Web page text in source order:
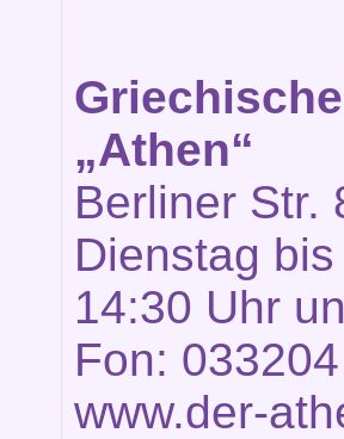
„Athen“
Berliner Str.
Dienstag
14:30 Uhr
Fon:
www.der-